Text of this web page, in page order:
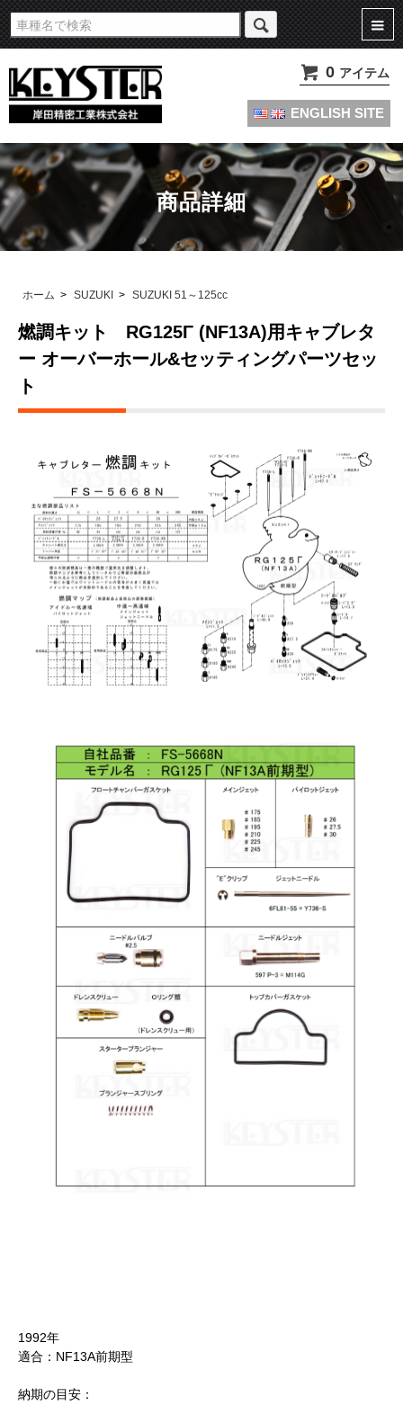
旧車・名車・絶版車キャブレターのオーバーホールやセッティングパーツは
KEYSTERの燃調キット
0 アイテム
ENGLISH SITE
商品詳細
ホーム > SUZUKI > SUZUKI 51～125cc
燃調キット RG125Γ (NF13A)用キャブレタ
ー オーバーホール&セッティングパーツセッ
ト
1992年
適合：NF13A前期型
納期の目安：